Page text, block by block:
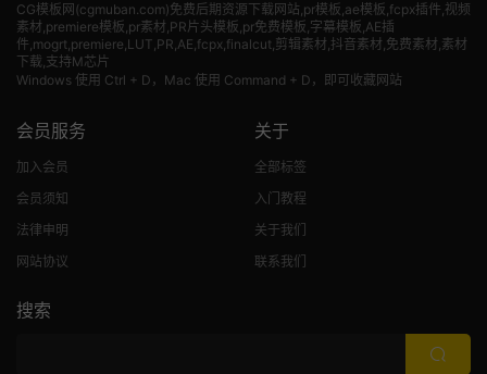
CG模板网(cgmuban.com)免费后期资源下载网站,pr模板,ae模板,fcpx插件,视频
素材,premiere模板,pr素材,PR片头模板,pr免费模板,字幕模板,AE插
件,mogrt,premiere,LUT,PR,AE,fcpx,finalcut,剪辑素材,抖音素材,免费素材,素材
下载,支持M芯片
Windows 使用 Ctrl + D，Mac 使用 Command + D，即可收藏网站
会员服务
加入会员
会员须知
法律申明
网站协议
关于
全部标签
入门教程
关于我们
联系我们
搜索